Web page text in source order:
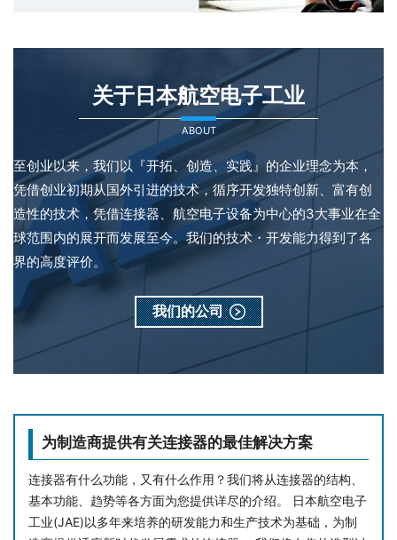
关于日本航空电子工业
ABOUT
至创业以来，我们以『开拓、创造、实践』的企业理念为本，
凭借创业初期从国外引进的技术，循序开发独特创新、富有创
造性的技术，凭借连接器、航空电子设备为中心的3大事业在全
球范围内的展开而发展至今。我们的技术・开发能力得到了各
界的高度评价。
我们的公司
为制造商提供有关连接器的最佳解决方案
连接器有什么功能，又有什么作用？我们将从连接器的结构、
基本功能、趋势等各方面为您提供详尽的介绍。 日本航空电子
工业(JAE)以多年来培养的研发能力和生产技术为基础，为制